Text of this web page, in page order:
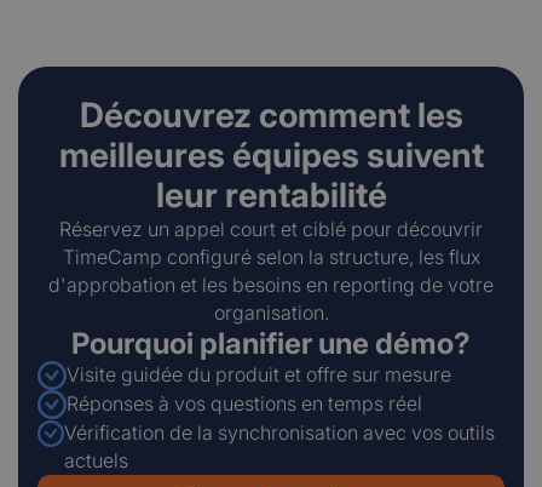
Découvrez comment les
meilleures équipes suivent
leur rentabilité
Réservez un appel court et ciblé pour découvrir
TimeCamp configuré selon la structure, les flux
d'approbation et les besoins en reporting de votre
organisation.
Pourquoi planifier une démo?
Visite guidée du produit et offre sur mesure
Réponses à vos questions en temps réel
Vérification de la synchronisation avec vos outils
actuels